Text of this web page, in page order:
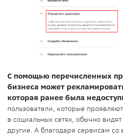
С помощью перечисленных
бизнеса может
которая ранее была
пользователи, которые
в социальных сетях, обычно
другие. А благодаря сервисам со